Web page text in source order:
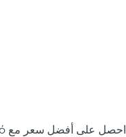
احصل على أفضل سعر مع MyBarceló